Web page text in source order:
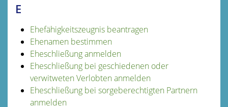
E
Ehefähigkeitszeugnis beantragen
Ehenamen bestimmen
Eheschließung anmelden
Eheschließung bei geschiedenen oder
verwitweten Verlobten anmelden
Eheschließung bei sorgeberechtigten Partnern
anmelden